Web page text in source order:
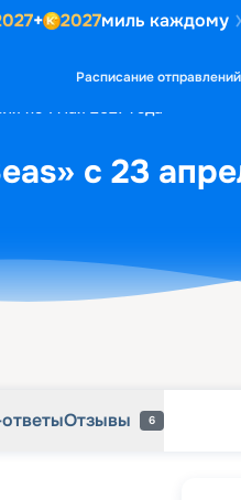
+ 2027миль каждому
Расписание отправлений
по 1 мая 2027 года
с 23
Отзывы 6